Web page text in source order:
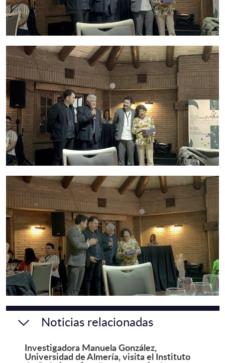
Noticias relacionadas
Investigadora Manuela González,
Universidad de Almería, visita el Instituto